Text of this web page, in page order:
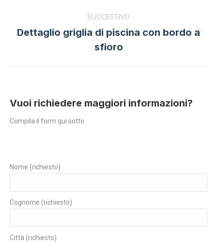
SUCCESSIVO
project:
Dettaglio griglia di piscina con bordo a
sfioro
Vuoi richiedere maggiori informazioni?
Compila il form qui sotto
Nome (richiesto)
Cognome (richiesto)
Città (richiesto)